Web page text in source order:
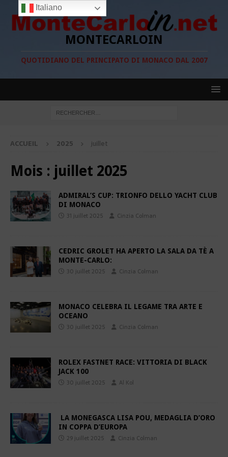
MONTECARLOIN
QUOTIDIANO DEL PRINCIPATO DI MONACO DAL 2007
ACCUEIL 2025 juillet
Mois : juillet 2025
ADMIRAL’S CUP: TRIONFO DELLO YACHT CLUB
DI MONACO
31 juillet 2025 Cinzia Colman
CEDRIC GROLET HA APERTO LA SALA DA TÈ A
MONTE-CARLO:
30 juillet 2025 Cinzia Colman
MONACO CELEBRA IL LEGAME TRA ARTE E
OCEANO
30 juillet 2025 Cinzia Colman
ROLEX FASTNET RACE: VITTORIA DI BLACK
JACK 100
30 juillet 2025 Al Kol
LA MONEGASCA LISA POU, MEDAGLIA D’ORO
IN COPPA D’EUROPA
29 juillet 2025 Cinzia Colman
Italiano